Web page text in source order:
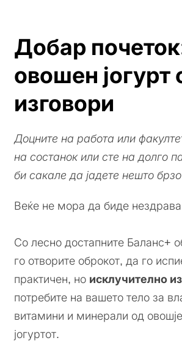
Добар
овошен
изговори
Доцните на работа или
на состанок или сте на долго
би сакале да јадете нешто
Веќе не мора да биде
Со лесно достапните Баланс+
го отворите оброкот, да го
практичен, но исклучително
потребите на вашето тело за
витамини и минерали од
јогуртот.